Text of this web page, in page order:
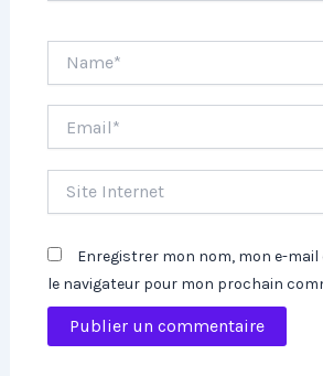
Internet
Enregistrer mon nom, mon e-
le navigateur pour mon prochain